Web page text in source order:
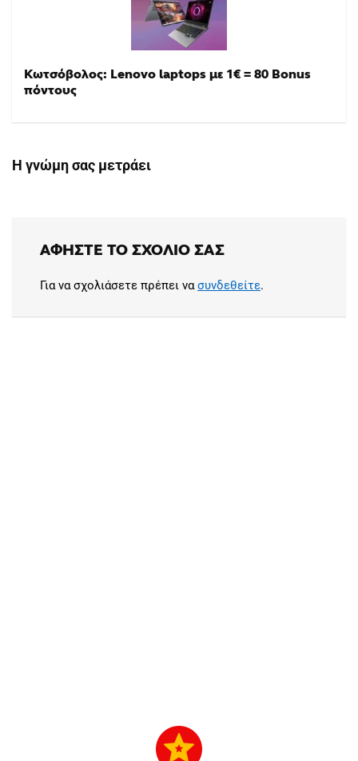
Κωτσόβολος: Lenovo laptops με 1€ = 80 Bonus
πόντους
Η γνώμη σας μετράει
ΑΦΉΣΤΕ ΤΟ ΣΧΌΛΙΟ ΣΑΣ
Για να σχολιάσετε πρέπει νασυνδεθείτε.